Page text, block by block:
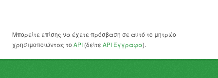
Μπορείτε επίσης να έχετε πρόσβαση σε αυτό το μητρώο
χρησιμοποιώντας το API (δείτε API Έγγραφα).